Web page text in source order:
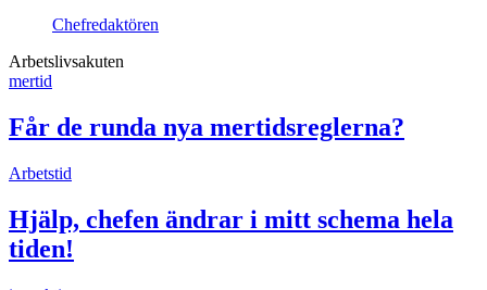
Chefredaktören
Arbetslivsakuten
mertid
Får de runda nya mertidsreglerna?
Arbetstid
Hjälp, chefen ändrar i mitt schema hela
tiden!